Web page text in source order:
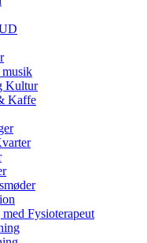
musik
Kultur
Kaffe
Fysioterapeut